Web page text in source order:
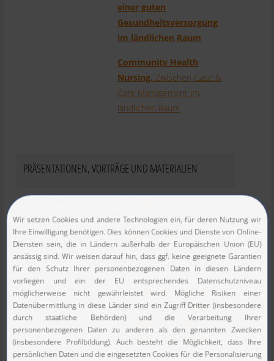
einer guten
Gesundheitsversorgung
im ländlichen Raum
Community Health
Nursing. Zwischen Case &
Care Management im
ländlichen Raum
PRÄSENTATIONEN, VORTRÄGE UND MATERIALIEN
Mona Frommelt
Prof. Dr. Hugo
Mennemann
implementieren –
Begegnung gestalten
(Jahrestagung 2022 –
Freitagabend, 24.06.2022)
Mona Frommelt
Prof. Dr. Hugo
Mennemann
Case Management goes
future: „Ein hochaktuelles
Konzept für unsere
komplexe Gesellschaft“
(Jahrestagung 2022 –